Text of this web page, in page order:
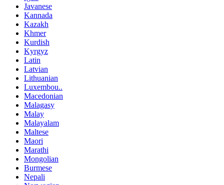
Javanese
Kannada
Kazakh
Khmer
Kurdish
Kyrgyz
Latin
Latvian
Lithuanian
Luxembou..
Macedonian
Malagasy
Malay
Malayalam
Maltese
Maori
Marathi
Mongolian
Burmese
Nepali